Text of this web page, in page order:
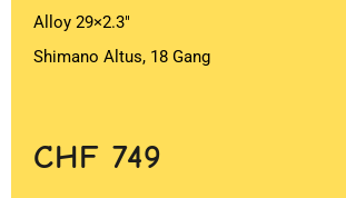
Alloy 29×2.3″
Shimano Altus, 18 Gang
CHF 749